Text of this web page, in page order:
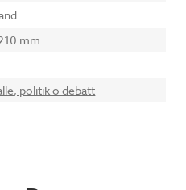
mm
politik o debatt